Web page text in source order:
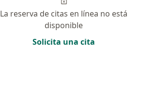
La reserva de citas en línea no está
disponible
Solicita una cita